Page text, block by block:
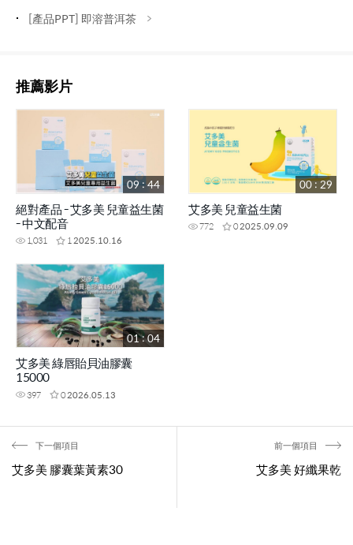
[產品PPT] 即溶普洱茶
推薦影片
絕對產品 - 艾多美 兒童益生菌
- 中文配音
1,031 12025.10.16
09 : 44
艾多美 兒童益生菌
772 02025.09.09
00 : 29
艾多美 綠唇貽貝油膠囊
15000
397 02026.05.13
01 : 04
下一個項目
艾多美 膠囊葉黃素30
前一個項目
艾多美 好纖果乾